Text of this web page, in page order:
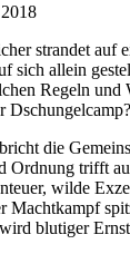
strandet auf
sich allein
Regeln und
die
Ordnung trifft
wilde
Machtkampf
blutiger